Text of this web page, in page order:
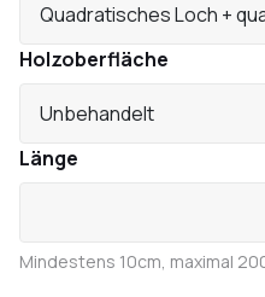
Quadratisches Loch +
Holzoberfläche
Unbehandelt
Länge
Mindestens 10cm, maximal